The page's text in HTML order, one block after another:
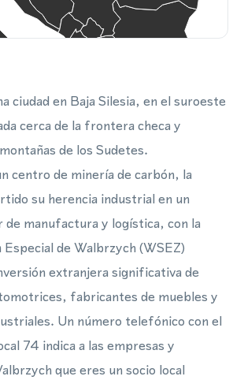
ciudad en Baja Silesia, en el suroeste
cerca de la frontera checa y
de los Sudetes.
centro de minería de carbón, la
su herencia industrial en un
manufactura y logística, con la
Especial de Walbrzych (WSEZ)
extranjera significativa de
fabricantes de muebles y
Un número telefónico con el
74 indica a las empresas y
que eres un socio local